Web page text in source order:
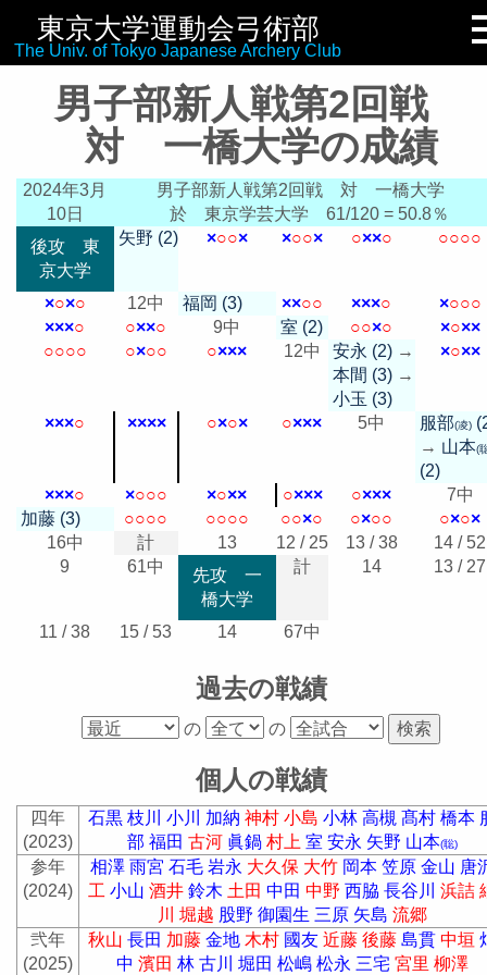
東京大学運動会弓術部
The Univ. of Tokyo Japanese Archery Club
リンク集
男子部新人戦第2回戦
対 一橋大学の成績
2024年3月
10日
男子部新人戦第2回戦 対 一橋大学
於 東京学芸大学
61/120 = 50.8％
後攻 東
京大学
矢野 (2) ×○○× ×○○× ○××○ ○○○○
×○×○ 12中 福岡 (3) ××○○ ×××○ ×○○○
×××○ ○××○ 9中 室 (2) ○○×○ ×○××
○○○○ ○×○○ ○××× 12中 安永 (2)→
本間 (3)→
小玉 (3)
×○××
×××○ ×××× ○×○× ○××× 5中 服部(凌)
→ 山本(
(2)
×××○ ×○○○ ×○×× ○××× ○×××
7中
加藤 (3)
○○○○ ○○○○ ○○×○ ○×○○ ○×○×
16中
計 13 12 / 25 13 / 38
14 / 52
9
61中
先攻 一
橋大学
計 14 13 / 27
11 / 38 15 / 53 14 67中
過去の戦績
の の
個人の戦績
四年
(2023)
石黒 枝川 小川 加納 神村 小島 小林 高槻 髙村 橋本
部 福田 古河 眞鍋 村上 室 安永 矢野 山本(聡)
参年
(2024)
相澤 雨宮 石毛 岩永 大久保 大竹 岡本 笠原 金山 唐
工 小山 酒井 鈴木 土田 中田 中野 西脇 長谷川 浜詰
川 堀越 股野 御園生 三原 矢島 流郷
弐年
(2025)
秋山 長田 加藤 金地 木村 國友 近藤 後藤 島貫 中垣
中 濱田 林 古川 堀田 松嶋 松永 三宅 宮里 柳澤